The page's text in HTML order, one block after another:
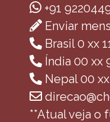
+91
Enviar
Brasil 0 xx
Índia 00 xx
Nepal 00
**Atual veja o